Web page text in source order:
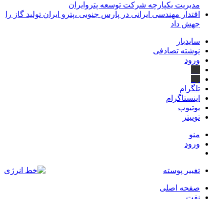
مدیریت یکپارچه شرکت توسعه پتروایران
اقتدار مهندسی ایرانی در پارس جنوبی ،پترو ایران تولید گاز را
جهش داد
سایدبار
نوشته تصادفی
ورود
تلگرام
اینستاگرام
یوتیوب
توییتر
منو
ورود
تغییر پوسته
صفحه اصلی
نفت